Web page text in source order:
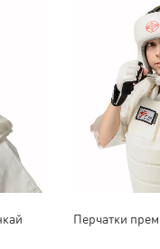
Перчатки